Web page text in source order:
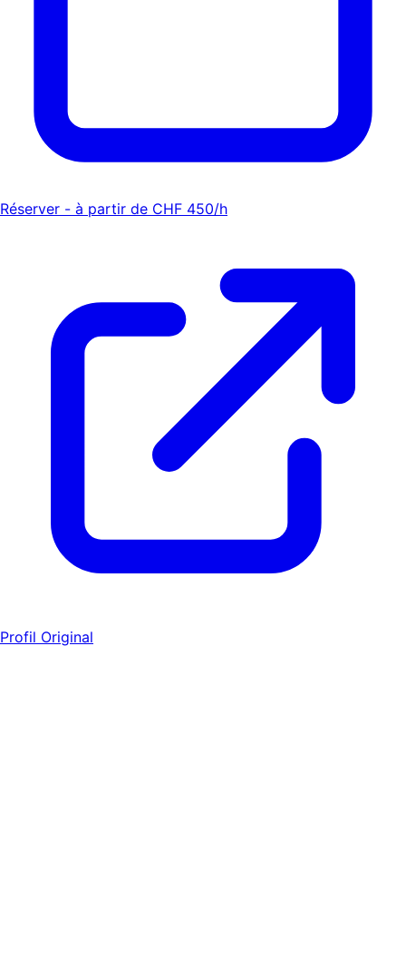
Réserver - à partir de CHF 450/h
Profil Original